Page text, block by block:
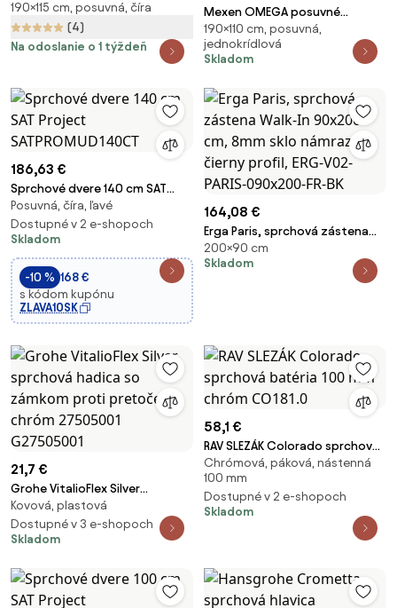
otvoru 115 x 190 cm, 6mm číre
sklo, čierny profil, 845-115-000-
70-00
190×115 cm, posuvná, číra
(4)
Na odoslanie o 1 týždeň
Mexen OMEGA posuvné
sprchové dvere do otvoru 110
cm, cierna-transparentná, 825-
110-000-70-00
190×110 cm, posuvná,
jednokrídlová
Skladom
186,63 €
Sprchové dvere 140 cm SAT
Project SATPROMUD140CT
Posuvná, číra, ľavé
Dostupné v 2 e-shopoch
Skladom
-10 % 168 €
s kódom kupónu
ZLAVA10SK
164,08 €
Erga Paris, sprchová zástena
Walk-In 90x200 cm, 8mm sklo
námraza, čierny profil, ERG-
200×90 cm
Skladom
21,7 €
Grohe VitalioFlex Silver
sprchová hadica so zámkom
proti pretočeniu chróm
27505001 G27505001
Kovová, plastová
Dostupné v 3 e-shopoch
Skladom
58,1 €
RAV SLEZÁK Colorado sprchová
batéria 100 mm chróm CO181.0
Chrómová, páková, nástenná
100 mm
Dostupné v 2 e-shopoch
Skladom